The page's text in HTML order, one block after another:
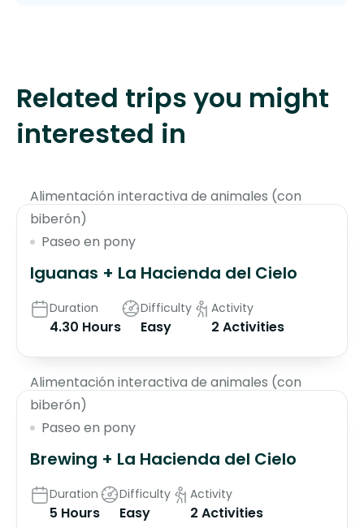
Related trips you might
interested in
Alimentación interactiva de animales (con
biberón)
Paseo en pony
Iguanas + La Hacienda del Cielo
Duration
4.30 Hours
Difficulty
Easy
Activity
2 Activities
Alimentación interactiva de animales (con
biberón)
Paseo en pony
Brewing + La Hacienda del Cielo
Duration
5 Hours
Difficulty
Easy
Activity
2 Activities